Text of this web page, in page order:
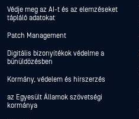
Védje meg az AI-t és az elemzéseket
tápláló adatokat
Patch Management
Digitális bizonyítékok védelme a
bűnüldözésben
Kormány, védelem és hírszerzés
az Egyesült Államok szövetségi
kormánya